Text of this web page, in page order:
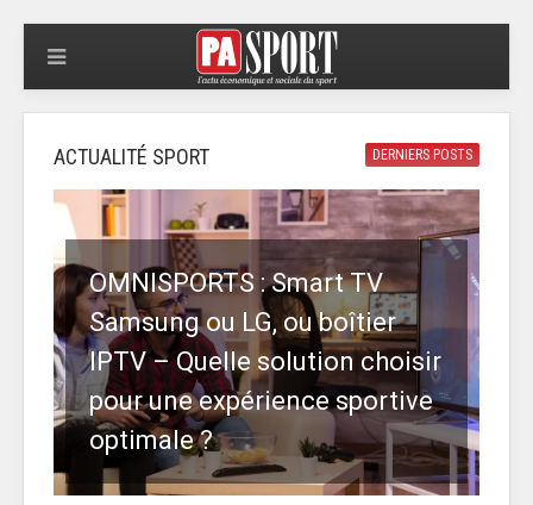
DERNIERS POSTS
ACTUALITÉ SPORT
OMNISPORTS : Smart TV
Samsung ou LG, ou boîtier
IPTV – Quelle solution choisir
pour une expérience sportive
optimale ?